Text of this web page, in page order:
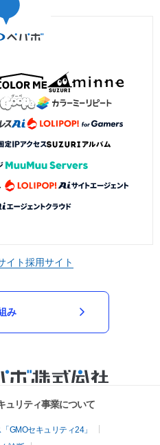
イト採用サイト
み
ュリティ事業について
GMOセキュリティ24」